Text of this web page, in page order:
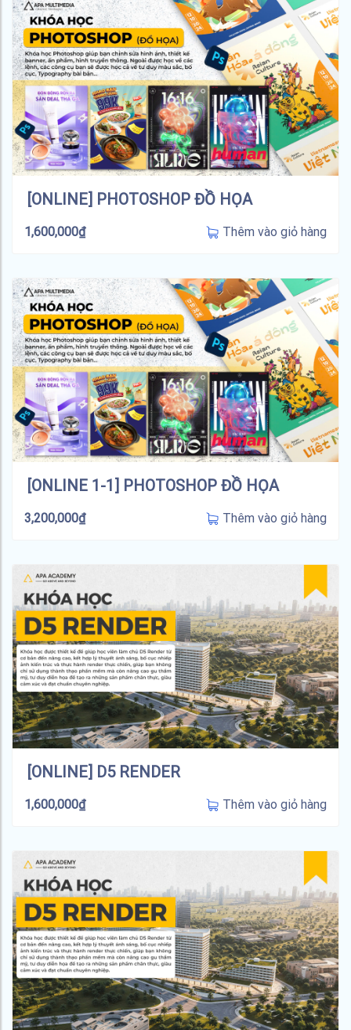
[ONLINE] PHOTOSHOP ĐỒ HỌA
1,600,000₫ Thêm vào giỏ hàng
[ONLINE 1-1] PHOTOSHOP ĐỒ HỌA
3,200,000₫ Thêm vào giỏ hàng
[ONLINE] D5 RENDER
1,600,000₫ Thêm vào giỏ hàng